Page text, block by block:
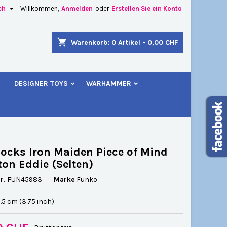
Willkommen, Anmelden oder Erstellen Sie ein Konto

shopping_cart Warenkorb: 0 Artikel - 0,00 CHF
DESIGNER TOYS WARHAMMER
Iron Maiden Piece of Mind
Eddie (Selten)
FUN45983 Marke Funko
cm (3.75 inch).